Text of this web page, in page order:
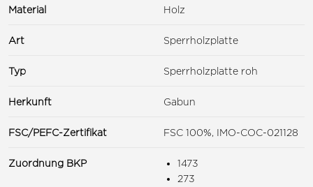
Material Holz
Art Sperrholzplatte
Typ Sperrholzplatte roh
Herkunft Gabun
FSC/PEFC-Zertifikat FSC 100%, IMO-COC-021128
Zuordnung BKP
1473
273